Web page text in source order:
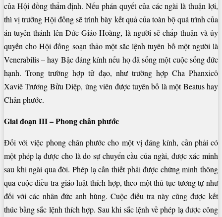
của Hội đồng thẩm định. Nếu phán quyết của các ngài là thuận lợi,
thì vị trưởng Hội đồng sẽ trình bày kết quả của toàn bộ quá trình của
án tuyên thánh lên Đức Giáo Hoàng, là người sẽ chấp thuận và ủy
quyền cho Hội đồng soạn thảo một sắc lệnh tuyên bố một người là
Venerabilis – hay Bậc đáng kính nếu họ đã sống một cuộc sống đức
hạnh. Trong trường hợp tử đạo, như trường hợp Cha Phanxicô
Xaviê Trương Bửu Diệp, ứng viên được tuyên bố là một Beatus hay
Chân phước.
Giai đoạn III – Phong chân phước
Đối với việc phong chân phước cho một vị đáng kính, cần phải có
một phép lạ được cho là do sự chuyển cầu của ngài, được xác minh
sau khi ngài qua đời. Phép lạ cần thiết phải được chứng minh thông
qua cuộc điều tra giáo luật thích hợp, theo một thủ tục tương tự như
đối với các nhân đức anh hùng. Cuộc điều tra này cũng được kết
thúc bằng sắc lệnh thích hợp. Sau khi sắc lệnh về phép lạ được công